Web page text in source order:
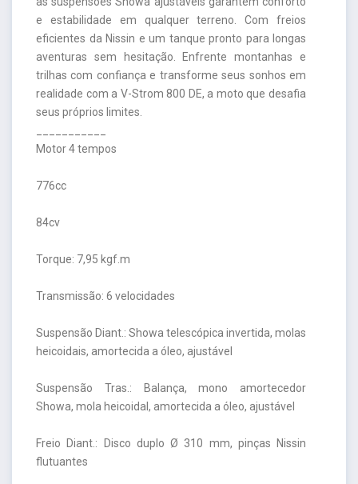
e estabilidade em qualquer terreno. Com freios
eficientes da Nissin e um tanque pronto para longas
aventuras sem hesitação. Enfrente montanhas e
trilhas com confiança e transforme seus sonhos em
realidade com a V-Strom 800 DE, a moto que desafia
seus próprios limites.
Motor 4 tempos
776cc
84cv
Torque: 7,95 kgf.m
Transmissão: 6 velocidades
Suspensão Diant.: Showa telescópica invertida, molas
heicoidais, amortecida a óleo, ajustável
Suspensão Tras.: Balança, mono amortecedor
Showa, mola heicoidal, amortecida a óleo, ajustável
Freio Diant.: Disco duplo Ø 310 mm, pinças Nissin
flutuantes